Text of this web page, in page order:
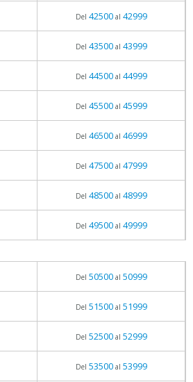
Del 42500al 42999
Del 43500al 43999
Del 44500al 44999
Del 45500al 45999
Del 46500al 46999
Del 47500al 47999
Del 48500al 48999
Del 49500al 49999
Del 50500al 50999
Del 51500al 51999
Del 52500al 52999
Del 53500al 53999